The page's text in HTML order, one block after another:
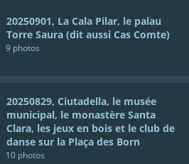
20250901, La Cala Pilar, le palau
Torre Saura (dit aussi Cas Comte)
9 photos
20250829, Ciutadella, le musée
municipal, le monastère Santa
Clara, les jeux en bois et le club de
danse sur la Plaça des Born
10 photos